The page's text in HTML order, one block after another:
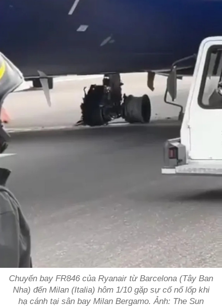
Chuyến bay FR846 của Ryanair từ Barcelona (Tây Ban
Nha) đến Milan (Italia) hôm 1/10 gặp sự cố nổ lốp khi
hạ cánh tại sân bay Milan Bergamo. Ảnh: The Sun